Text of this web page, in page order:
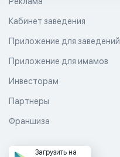
Кабинет заведения
Приложение для заведений
Приложение для имамов
Инвесторам
Партнеры
Франшиза
Загрузить на